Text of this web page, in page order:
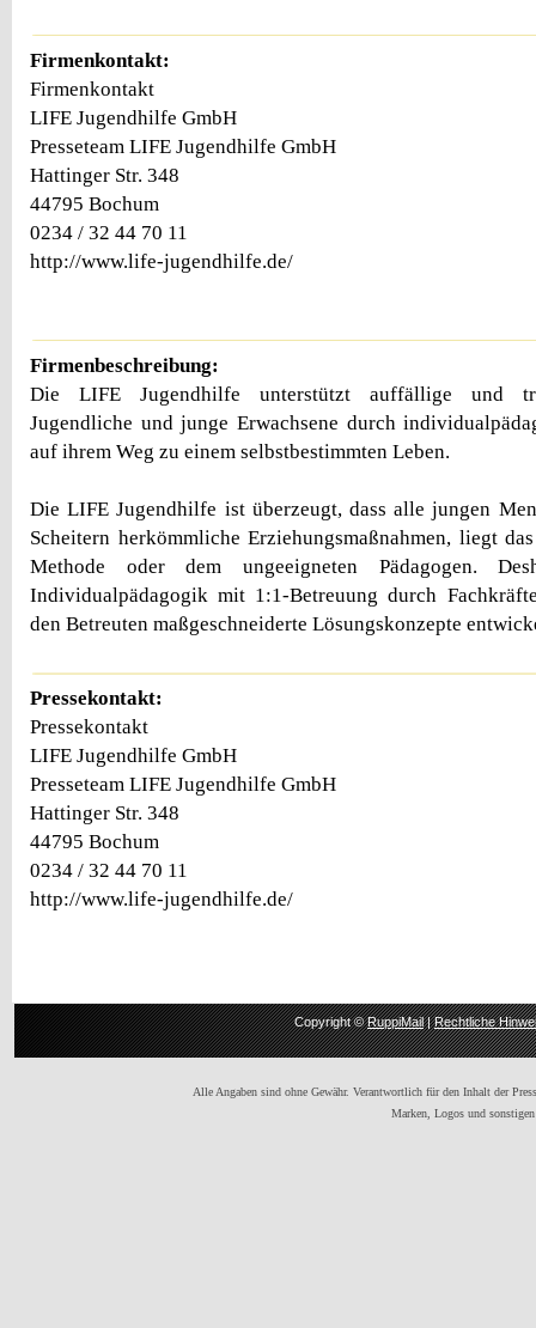
Firmenkontakt:
Firmenkontakt
LIFE Jugendhilfe GmbH
Presseteam LIFE Jugendhilfe GmbH
Hattinger Str. 348
44795 Bochum
0234 / 32 44 70 11
http://www.life-jugendhilfe.de/
Firmenbeschreibung:
Die LIFE Jugendhilfe unterstützt auffällige und
Jugendliche und junge Erwachsene durch
auf ihrem Weg zu einem selbstbestimmten Leben.
Die LIFE Jugendhilfe ist überzeugt, dass alle jungen
Scheitern herkömmliche Erziehungsmaßnahmen, liegt
Methode oder dem ungeeigneten Pädagogen.
Individualpädagogik mit 1:1-Betreuung durch
den Betreuten maßgeschneiderte Lösungskonzepte
Pressekontakt:
Pressekontakt
LIFE Jugendhilfe GmbH
Presseteam LIFE Jugendhilfe GmbH
Hattinger Str. 348
44795 Bochum
0234 / 32 44 70 11
http://www.life-jugendhilfe.de/
Copyright ©RuppiMail|Rechtliche
Alle Angaben sind ohne Gewähr. Verantwortlich für den Inhalt der
Marken, Logos und